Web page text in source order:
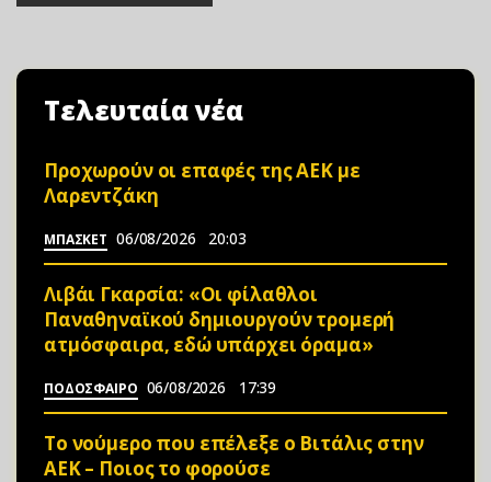
Τελευταία νέα
Προχωρούν οι επαφές της ΑΕΚ με
Λαρεντζάκη
ΜΠΑΣΚΕΤ 06/08/2026 20:03
Λιβάι Γκαρσία: «Οι φίλαθλοι
Παναθηναϊκού δημιουργούν τρομερή
ατμόσφαιρα, εδώ υπάρχει όραμα»
ΠΟΔΟΣΦΑΙΡΟ 06/08/2026 17:39
Το νούμερο που επέλεξε ο Βιτάλις στην
ΑΕΚ – Ποιος το φορούσε